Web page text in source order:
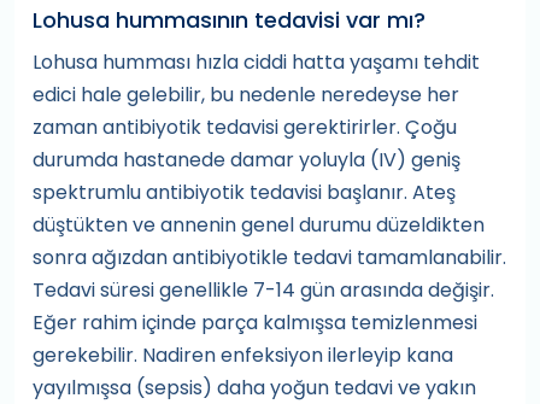
Lohusa hummasının tedavisi var mı?
Lohusa humması hızla ciddi hatta yaşamı tehdit
edici hale gelebilir, bu nedenle neredeyse her
zaman antibiyotik tedavisi gerektirirler. Çoğu
durumda hastanede damar yoluyla (IV) geniş
spektrumlu antibiyotik tedavisi başlanır. Ateş
düştükten ve annenin genel durumu düzeldikten
sonra ağızdan antibiyotikle tedavi tamamlanabilir.
Tedavi süresi genellikle 7-14 gün arasında değişir.
Eğer rahim içinde parça kalmışsa temizlenmesi
gerekebilir. Nadiren enfeksiyon ilerleyip kana
yayılmışsa (sepsis) daha yoğun tedavi ve yakın